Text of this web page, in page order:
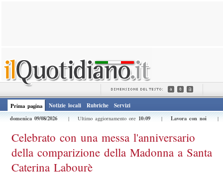
Prima pagina Notizie locali Rubriche
Servizi
domenica 09/08/2026
| Ultimo aggiornamento ore 10:09 | Lavora con noi
Celebrato con una messa l'anniversario
della comparizione della Madonna a Santa
Caterina Labourè